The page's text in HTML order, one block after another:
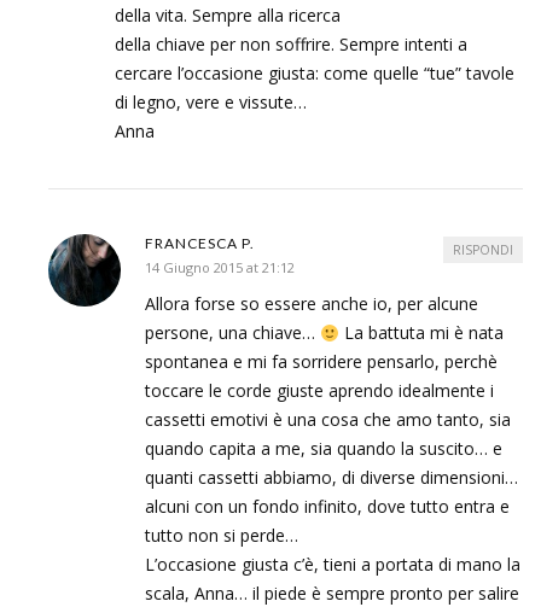
della vita. Sempre alla ricerca
della chiave per non soffrire. Sempre intenti a
cercare l’occasione giusta: come quelle “tue” tavole
di legno, vere e vissute…
Anna
FRANCESCA P.
14 Giugno 2015 at 21:12
Allora forse so essere anche io, per alcune
persone, una chiave…
La battuta mi è nata
spontanea e mi fa sorridere pensarlo, perchè
toccare le corde giuste aprendo idealmente i
cassetti emotivi è una cosa che amo tanto, sia
quando capita a me, sia quando la suscito… e
quanti cassetti abbiamo, di diverse dimensioni…
alcuni con un fondo infinito, dove tutto entra e
tutto non si perde…
L’occasione giusta c’è, tieni a portata di mano la
scala, Anna… il piede è sempre pronto per salire
RISPONDI